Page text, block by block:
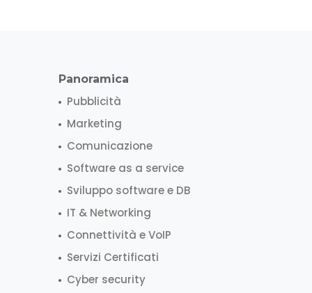
Panoramica
Pubblicità
Marketing
Comunicazione
Software as a service
Sviluppo software e DB
IT & Networking
Connettività e VoIP
Servizi Certificati
Cyber security